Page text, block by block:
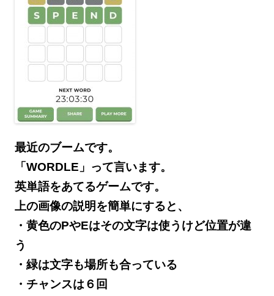
最近のブームです。
「WORDLE」って言います。
英単語をあてるゲームです。
上の画像の説明を簡単にすると、
・黄色のPやEはその文字は使うけど位置が違
う
・緑は文字も場所も合っている
・チャンスは６回